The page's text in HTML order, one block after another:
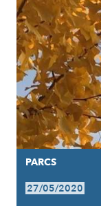
PARCS
27/05/2020